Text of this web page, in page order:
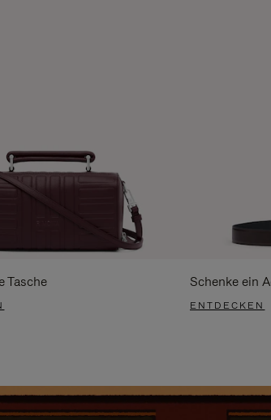
Tasche Schenke ein
ENTDECKEN